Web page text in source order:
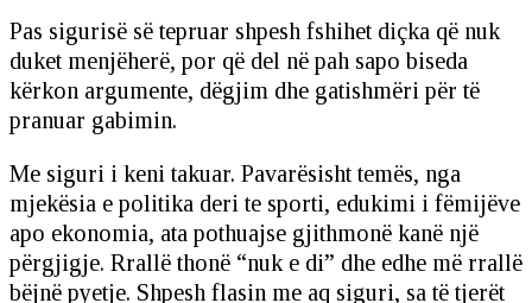
Pas sigurisë së tepruar shpesh fshihet diçka që nuk
duket menjëherë, por që del në pah sapo biseda
kërkon argumente, dëgjim dhe gatishmëri për të
pranuar gabimin.
Me siguri i keni takuar. Pavarësisht temës, nga
mjekësia e politika deri te sporti, edukimi i fëmijëve
apo ekonomia, ata pothuajse gjithmonë kanë një
përgjigje. Rrallë thonë “nuk e di” dhe edhe më rrallë
bëjnë pyetje. Shpesh flasin me aq siguri, sa të tjerët